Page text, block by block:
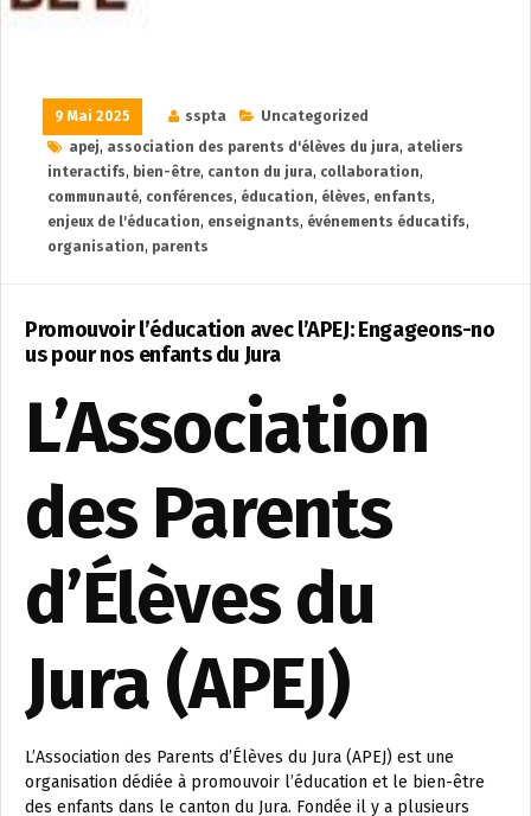
9 Mai 2025 sspta
Uncategorized
apej, association des parents d'élèves du jura, ateliers
interactifs, bien-être, canton du jura, collaboration,
communauté, conférences, éducation, élèves, enfants,
enjeux de l'éducation, enseignants, événements éducatifs,
organisation, parents
Promouvoir l’éducation avec l’APEJ: Engageons-no
us pour nos enfants du Jura
L’Association
des Parents
d’Élèves du
Jura (APEJ)
L’Association des Parents d’Élèves du Jura (APEJ) est une
organisation dédiée à promouvoir l’éducation et le bien-être
des enfants dans le canton du Jura. Fondée il y a plusieurs